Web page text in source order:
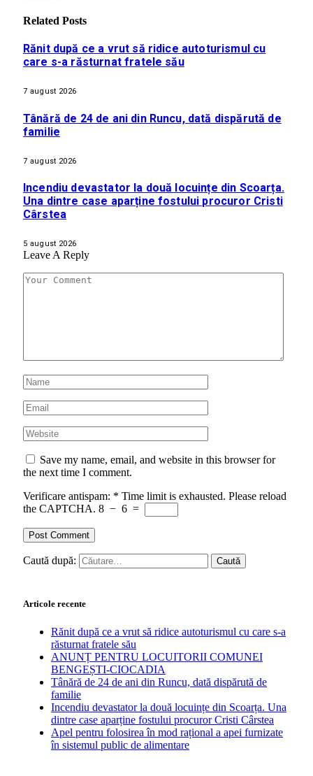
Related Posts
Rănit după ce a vrut să ridice autoturismul cu
care s-a răsturnat fratele său
7 august 2026
Tânără de 24 de ani din Runcu, dată dispărută de
familie
7 august 2026
Incendiu devastator la două locuințe din Scoarța.
Una dintre case aparține fostului procuror Cristi
Cârstea
5 august 2026
Leave A Reply
Save my name, email, and website in this browser for
the next time I comment.
Verificare antispam: * Time limit is exhausted. Please reload
the CAPTCHA. 8 − 6 =
Caută după:
Articole recente
Rănit după ce a vrut să ridice autoturismul cu care s-a
răsturnat fratele său
ANUNȚ PENTRU LOCUITORII COMUNEI
BENGEȘTI-CIOCADIA
Tânără de 24 de ani din Runcu, dată dispărută de
familie
Incendiu devastator la două locuințe din Scoarța. Una
dintre case aparține fostului procuror Cristi Cârstea
Apel pentru folosirea în mod rațional a apei furnizate
în sistemul public de alimentare